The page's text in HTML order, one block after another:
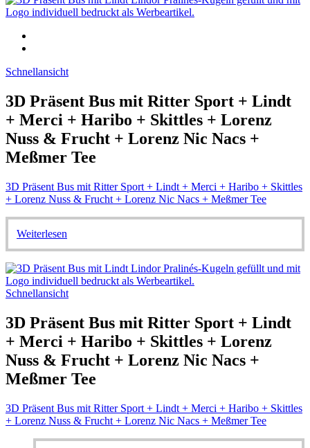
Schnellansicht
3D Präsent Bus mit Ritter Sport + Lindt
+ Merci + Haribo + Skittles + Lorenz
Nuss & Frucht + Lorenz Nic Nacs +
Meßmer Tee
3D Präsent Bus mit Ritter Sport + Lindt + Merci + Haribo + Skittles
+ Lorenz Nuss & Frucht + Lorenz Nic Nacs + Meßmer Tee
Weiterlesen
Schnellansicht
3D Präsent Bus mit Ritter Sport + Lindt
+ Merci + Haribo + Skittles + Lorenz
Nuss & Frucht + Lorenz Nic Nacs +
Meßmer Tee
3D Präsent Bus mit Ritter Sport + Lindt + Merci + Haribo + Skittles
+ Lorenz Nuss & Frucht + Lorenz Nic Nacs + Meßmer Tee